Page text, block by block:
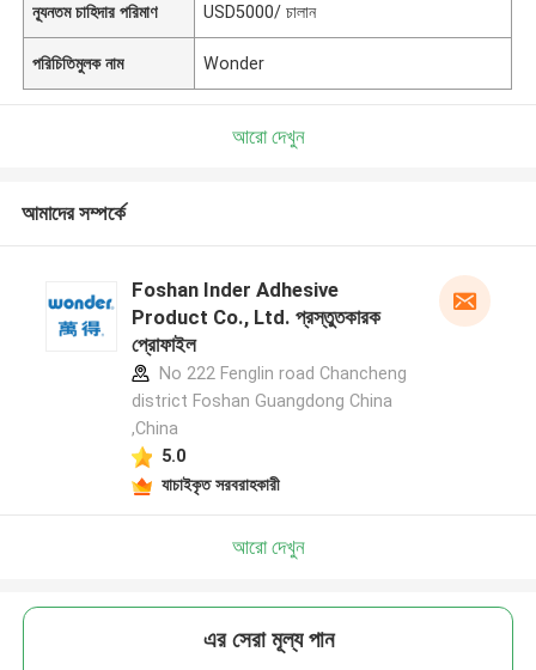
ন্যূনতম চাহিদার পরিমাণ USD5000/ চালান
পরিচিতিমুলক নাম Wonder
আরো দেখুন
আমাদের সম্পর্কে
Foshan Inder Adhesive
Product Co., Ltd. প্রস্তুতকারক
প্রোফাইল
No 222 Fenglin road Chancheng
district Foshan Guangdong China
,China
5.0
যাচাইকৃত সরবরাহকারী
আরো দেখুন
এর সেরা মূল্য পান